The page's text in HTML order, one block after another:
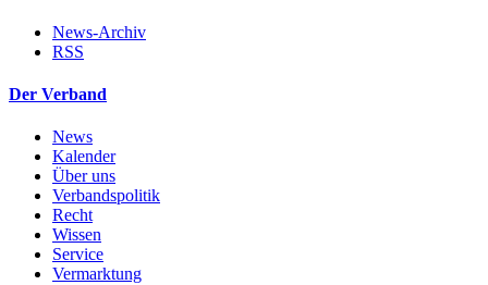
News-Archiv
RSS
Der Verband
News
Kalender
Über uns
Verbandspolitik
Recht
Wissen
Service
Vermarktung